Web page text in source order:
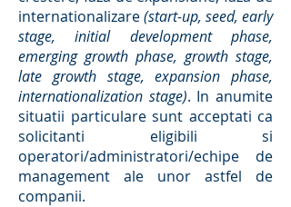
internationalizare(start-up, seed, early
stage, initial development phase,
emerging growth phase, growth stage,
late growth stage, expansion phase,
internationalization stage). In anumite
situatii particulare sunt acceptati ca
solicitanti eligibili si
operatori/administratori/echipe de
management ale unor astfel de
companii.